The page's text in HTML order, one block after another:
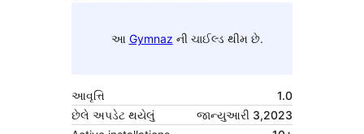
આ Gymnaz ની ચાઈલ્ડ થીમ છે.
આવૃત્તિ
1.0
છેલે અપડેટ થયેલું
જાન્યુઆરી 3,2023